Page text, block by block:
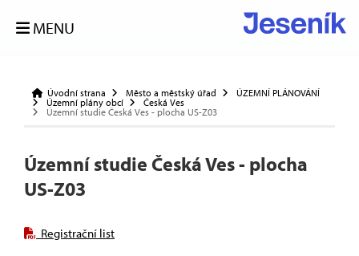
MENU
Úvodní strana Město a městský úřad
ÚZEMNÍ PLÁNOVÁNÍ
Územní plány obcí
Česká Ves
Územní studie Česká Ves - plocha US-Z03
Územní studie Česká Ves - plocha
US-Z03
Registrační list